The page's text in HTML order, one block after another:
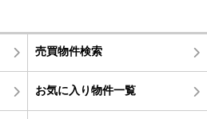
売買物件検索
お気に入り物件一覧